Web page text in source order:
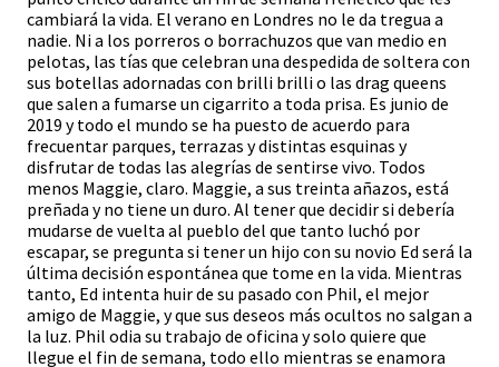
cambiará la vida. El verano en Londres no le da tregua a
nadie. Ni a los porreros o borrachuzos que van medio en
pelotas, las tías que celebran una despedida de soltera con
sus botellas adornadas con brilli brilli o las drag queens
que salen a fumarse un cigarrito a toda prisa. Es junio de
2019 y todo el mundo se ha puesto de acuerdo para
frecuentar parques, terrazas y distintas esquinas y
disfrutar de todas las alegrías de sentirse vivo. Todos
menos Maggie, claro. Maggie, a sus treinta añazos, está
preñada y no tiene un duro. Al tener que decidir si debería
mudarse de vuelta al pueblo del que tanto luchó por
escapar, se pregunta si tener un hijo con su novio Ed será la
última decisión espontánea que tome en la vida. Mientras
tanto, Ed intenta huir de su pasado con Phil, el mejor
amigo de Maggie, y que sus deseos más ocultos no salgan a
la luz. Phil odia su trabajo de oficina y solo quiere que
llegue el fin de semana, todo ello mientras se enamora